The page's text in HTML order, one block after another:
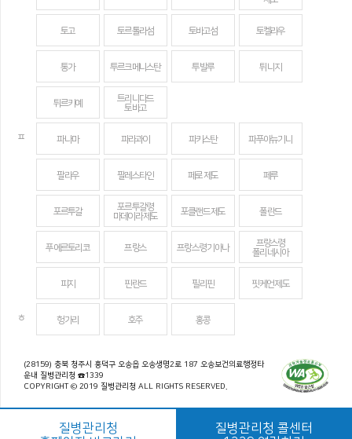
토고 토르톨라섬 토바고섬 토켈라우
통가 투르크메니스탄 투발루 튀니지
튀르키예
트리니다드
토바고
ㅍ 파나마 파라과이 파키스탄 파푸아뉴기니
팔라우 팔레스타인 페로 제도 페루
포르투갈
포르투갈령
마데이라 제도
포클랜드 제도 폴란드
푸에르토리코 프랑스 프랑스령 기아나
프랑스령
폴리네시아
피지 핀란드 필리핀 핏케언 제도
ㅎ 헝가리 호주 홍콩
(28159) 충북 청주시 흥덕구 오송읍 오송생명2로 187 오송보건의료행정타
운내 질병관리청 ☎1339
COPYRIGHT © 2019 질병관리청 ALL RIGHTS RESERVED.
질병관리청
질병관리청 콜센터